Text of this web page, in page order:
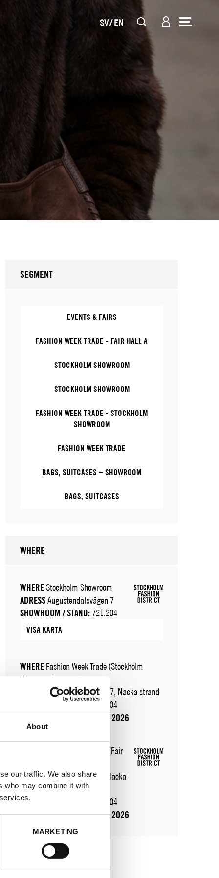
About
our traffic. We also share
who may combine it with
MARKETING
SV EN
SEGMENT
EVENTS & FAIRS
FASHION WEEK TRADE - FAIR HALL A
STOCKHOLM SHOWROOM
STOCKHOLM SHOWROOM
FASHION WEEK TRADE - STOCKHOLM
SHOWROOM
FASHION WEEK TRADE
BAGS, SUITCASES – SHOWROOM
BAGS, SUITCASES
WHERE
WHEREStockholm Showroom
ADRESSAugustendalsvägen 7
SHOWROOM / STAND: 721.204
VISA KARTA
WHERE Fashion Week Trade (Stockholm
Showroom)
Augustendalsvägen 7, Nacka strand
SHOWROOM / STAND:
721.204
10 aug 2026 - 14 aug 2026
Fashion Week Trade (Fair
ADRESS Automobilgatan 1, Nacka
strand
SHOWROOM / STAND:
721.204
11 aug 2026 - 13 aug 2026